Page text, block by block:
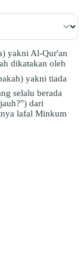
yakni Al-Qur'an
dikatakan oleh
selalu berada
dari
lafal Minkum